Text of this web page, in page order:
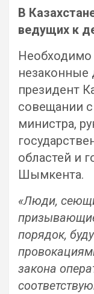
В
ведущих к
Необходимо
незаконные
президент
совещании
министра,
областей и
Шымкента.
«Люди,
порядок,
закона